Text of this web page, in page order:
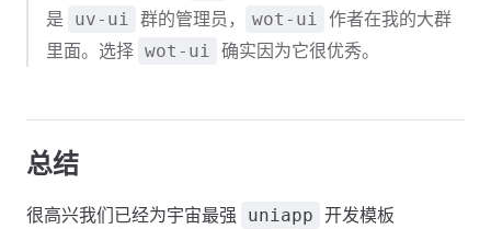
是
uv-ui 群的管理员， wot-ui 作者在我的大群
里面。选择 wot-ui 确实因为它很优秀。
总结
很高兴我们已经为宇宙最强 uniapp 开发模板